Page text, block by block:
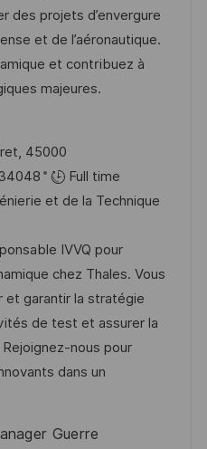
’
a
f
f
h
a
g
des projets d’envergure
et de l’aéronautique.
et contribuez à
majeures.
45000
Full time
et de la Technique
IVVQ pour
chez Thales. Vous
et garantir la stratégie
de test et assurer la
nous pour
dans un
Guerre